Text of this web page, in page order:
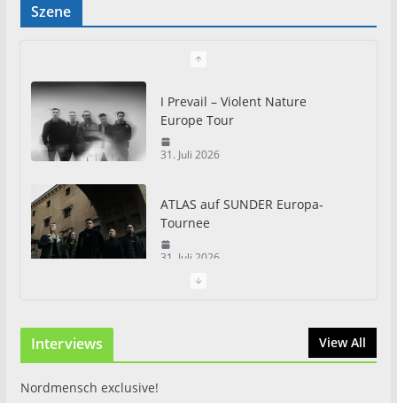
Szene
I Prevail – Violent Nature
Europe Tour
31. Juli 2026
ATLAS auf SUNDER Europa-
Tournee
31. Juli 2026
Zwei Tage Rock und Metal in
Interviews View All
Nordmensch exclusive!